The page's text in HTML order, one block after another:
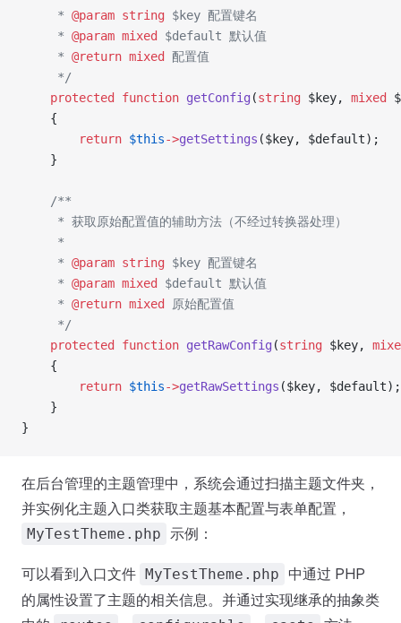
     *
@param string $key 配置键名
     *
@param mixed
$default 默认值
     *
@return mixed
配置值
     */
    protected
function getConfig (string $key, mixed
    {
        return
$this->getSettings ($key, $default);
    }
    /**
     * 获取原始配置值的辅助方法（不经过转换器处理）
     *
     *
@param string $key 配置键名
     *
@param mixed
$default 默认值
     *
@return mixed
原始配置值
     */
    protected
function getRawConfig (string $key,
    {
        return
$this->getRawSettings ($key, $default);
    }
}
在后台管理的主题管理中，系统会通过扫描主题文件夹，
并实例化主题入口类获取主题基本配置与表单配置，
MyTestTheme.php 示例：
可以看到入口文件 MyTestTheme.php
中通过 PHP
的属性设置了主题的相关信息。并通过实现继承的抽象类